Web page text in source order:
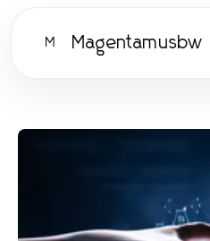
M Magentamusbw